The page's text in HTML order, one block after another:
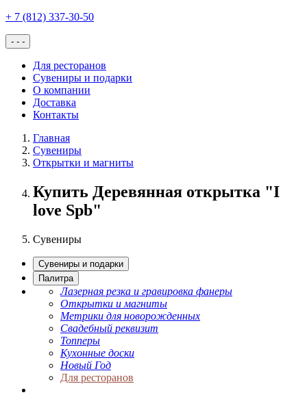
+ 7 (812) 337-30-50
- - -
Для ресторанов
Сувениры и подарки
О компании
Доставка
Контакты
Главная
Сувениры
Открытки и магниты
Купить Деревянная открытка "I
love Spb"
Сувениры
Сувениры и подарки
Палитра
Лазерная резка и гравировка фанеры
Открытки и магниты
Метрики для новорожденных
Свадебный реквизит
Топперы
Кухонные доски
Новый Год
Для ресторанов